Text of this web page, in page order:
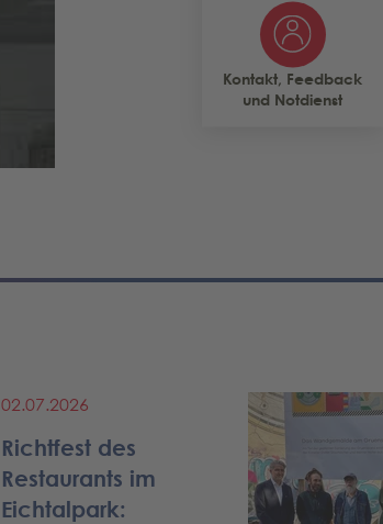
Kontakt, Feedback
und Notdienst
02.07.2026
Richtfest des
Restaurants im
Eichtalpark: